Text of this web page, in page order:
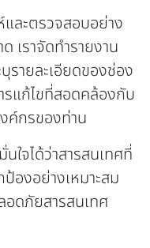
และตรวจสอบอย่าง
เราจัดทำรายงาน
รายละเอียดของช่อง
รแก้ไขที่สอดคล้องกับ
ค์กรของท่าน
ใจได้ว่าสารสนเทศที่
องอย่างเหมาะสม
ดภัยสารสนเทศ